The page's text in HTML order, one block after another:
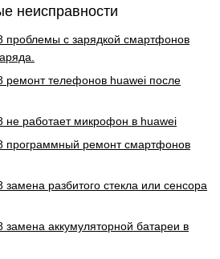
неисправности
проблемы с зарядкой смартфонов
ремонт телефонов huawei после
не работает микрофон в huawei
программный ремонт смартфонов
замена разбитого стекла или сенсора
замена аккумуляторной батареи в